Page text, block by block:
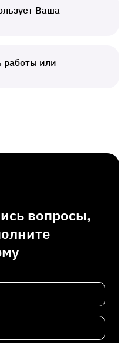
Ваша
работы или
вопросы,